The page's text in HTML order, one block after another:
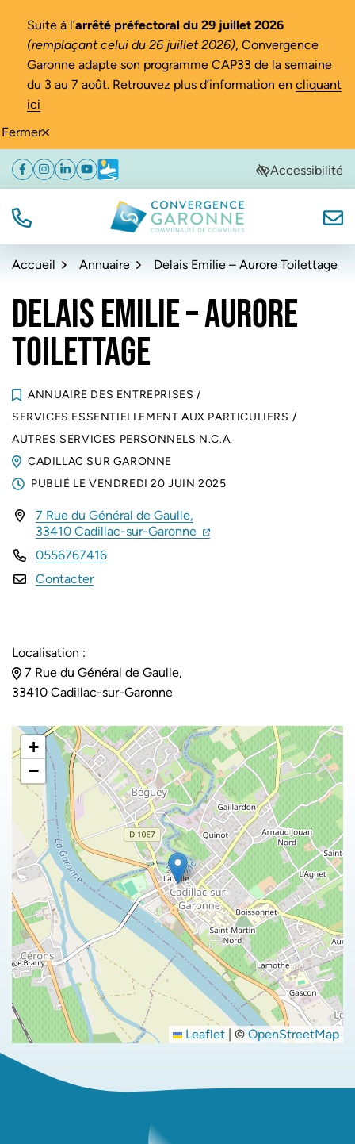
Fermer
Suite à l’arrêté préfectoral du 29 juillet 2026
(remplaçant celui du 26 juillet 2026), Convergence
Garonne adapte son programme CAP33 de la semaine
du 3 au 7 août. Retrouvez plus d’information en cliquant
ici
Aller
navigation
Aller
au
Aller
au
de
Facebook
(ouverture dans un nouvel onglet)
Instagram
(ouverture dans un nouvel onglet)
Linkedin
(ouverture dans un nouvel onglet)
YouTube
(ouverture dans un nouvel onglet)
Météo
(ouverture dans un nouvel onglet)Accessibilité
TÉL. Convergence Garonne
Accueil Annuaire Delais Emilie – Aurore Toilettage
DELAIS EMILIE – AURORE
TOILETTAGE
ANNUAIRE DES ENTREPRISES /
SERVICES ESSENTIELLEMENT AUX PARTICULIERS /
AUTRES SERVICES PERSONNELS N.C.A.
CADILLAC SUR GARONNE
PUBLIÉ LE VENDREDI 20 JUIN 2025
INFOS UTILES
7 Rue du Général de Gaulle,
33410 Cadillac-sur-Garonne (ouverture dans un nouvel
(ouverture dans un
0556767416
Contacter
Localisation :
7 Rue du Général de Gaulle,
33410 Cadillac-sur-Garonne
+
−
Leaflet | © OpenStreetMap